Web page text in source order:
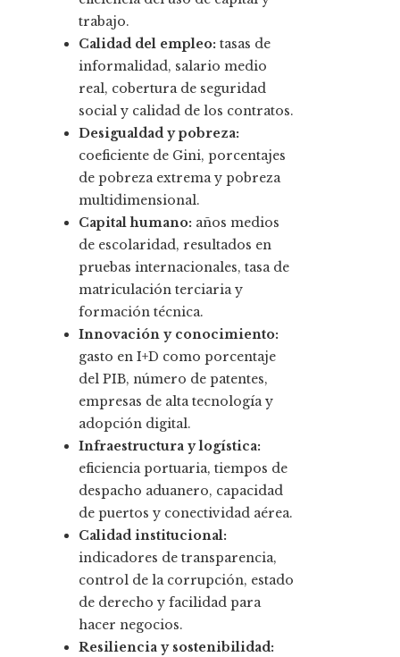
trabajo.
Calidad del empleo: tasas de
informalidad, salario medio
real, cobertura de seguridad
social y calidad de los contratos.
Desigualdad y pobreza:
coeficiente de Gini, porcentajes
de pobreza extrema y pobreza
multidimensional.
Capital humano: años medios
de escolaridad, resultados en
pruebas internacionales, tasa de
matriculación terciaria y
formación técnica.
Innovación y conocimiento:
gasto en I+D como porcentaje
del PIB, número de patentes,
empresas de alta tecnología y
adopción digital.
Infraestructura y logística:
eficiencia portuaria, tiempos de
despacho aduanero, capacidad
de puertos y conectividad aérea.
Calidad institucional:
indicadores de transparencia,
control de la corrupción, estado
de derecho y facilidad para
hacer negocios.
Resiliencia y sostenibilidad: